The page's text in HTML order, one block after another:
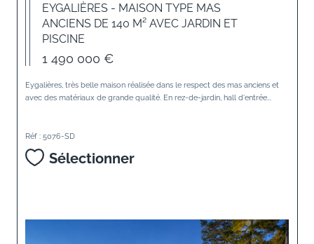
EYGALIÈRES - MAISON TYPE MAS
ANCIENS DE 140 M² AVEC JARDIN ET
PISCINE
1 490 000 €
Eygalières, très belle maison réalisée dans le respect des mas anciens et
avec des matériaux de grande qualité. En rez-de-jardin, hall d'entrée...
Réf : 5076-SD
Sélectionner